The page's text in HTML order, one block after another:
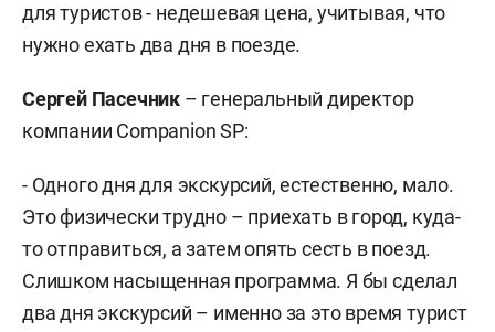
для туристов - недешевая цена, учитывая, что
нужно ехать два дня в поезде.
Сергей Пасечник – генеральный директор
компании Companion SP:
- Одного дня для экскурсий, естественно, мало.
Это физически трудно – приехать в город, куда-
то отправиться, а затем опять сесть в поезд.
Слишком насыщенная программа. Я бы сделал
два дня экскурсий – именно за это время турист